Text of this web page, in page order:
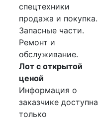
спецтехники
продажа и покупка.
Запасные части.
Ремонт и
обслуживание.
Лот с открытой
ценой
Информация о
заказчике доступна
только